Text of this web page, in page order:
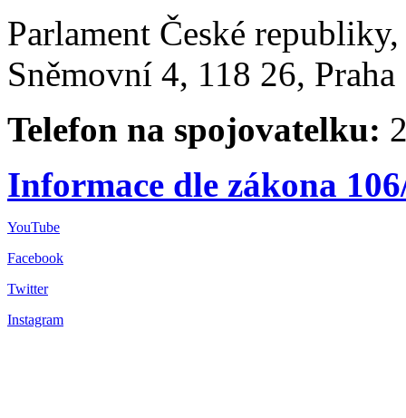
Parlament České
Sněmovní 4, 118 26,
Telefon na spojovatelku:
Informace dle zákona
YouTube
Facebook
Twitter
Instagram